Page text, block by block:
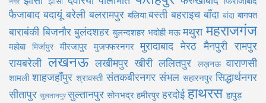
फैजाबाद बदायूं बरेली बलरामपुर बलिया बस्ती बहराइच बाँदा बांदा बागपत
बाराबंकी बिजनौर बुलंदशहर बुलन्दशहर भदोही मऊ मथुरा महराजगंज
महोबा मिर्जापुर मीरजापुर मुजफ्फरनगर मुरादाबाद मेरठ मैनपुरी रामपुर
रायबरेली लखनऊ लखीमपुर खीरी ललितपुर लख़नऊ वाराणसी
शामली शाहजहाँपुर श्रावस्ती संतकबीरनगर संभल सहारनपुर सिद्धार्थनगर
सीतापुर सुलतानपुरसुल्तानपुर सोनभद्र हमीरपुर हरदोई हाथरस हापुड़